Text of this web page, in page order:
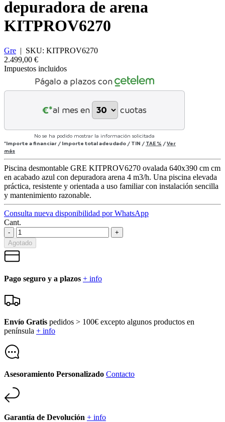
depuradora de arena
KITPROV6270
Gre | SKU: KITPROV6270
2.499,00 €
Impuestos incluidos
Págalo a plazos con
€*al mes en cuotas
No se ha podido mostrar la información solicitada
*Importe a financiar / Importe total adeudado / TIN / TAE % /Ver
más
Piscina desmontable GRE KITPROV6270 ovalada 640x390 cm cm
en acabado azul con depuradora arena 4 m3/h. Una piscina elevada
práctica, resistente y orientada a uso familiar con instalación sencilla
y mantenimiento razonable.
Consulta nueva disponibilidad por WhatsApp
Cant.
-
+
Agotado
Pago seguro y a plazos + info
Envío Gratis pedidos > 100€ excepto algunos productos en
península + info
Asesoramiento Personalizado Contacto
Garantía de Devolución + info